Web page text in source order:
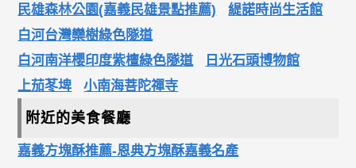
民雄森林公園(嘉義民雄景點推薦)
緹諾時尚生活館
白河台灣欒樹綠色隧道
白河南洋櫻印度紫檀綠色隧道
日光石頭博物館
上茄苳埤
小南海菩陀禪寺
附近的美食餐廳
嘉義方塊酥推薦-恩典方塊酥嘉義名產